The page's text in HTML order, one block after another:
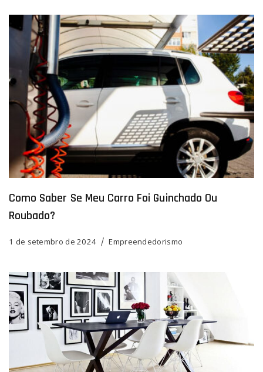
Como Saber Se Meu Carro Foi Guinchado Ou
Roubado?
1 de setembro de 2024 Empreendedorismo